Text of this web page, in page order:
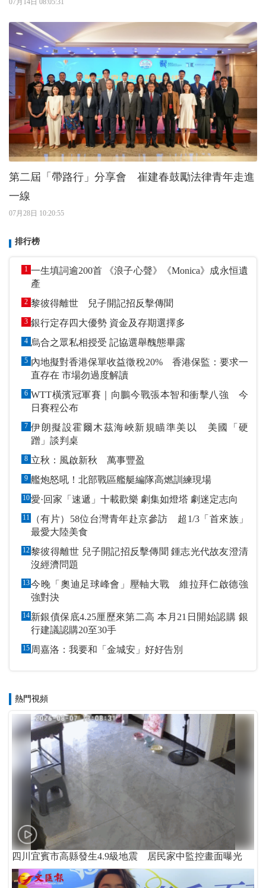
第二屆「帶路行」分享會 崔建春鼓勵法律青年走進
一線
07月28日 10:20:55
排行榜
1 一生填詞逾200首 《浪子心聲》《Monica》成永恒遺
產
2 黎彼得離世 兒子開記招反擊傳聞
3 銀行定存四大優勢 資金及存期選擇多
4 烏合之眾私相授受 記協選舉醜態畢露
5 內地擬對香港保單收益徵稅20% 香港保監：要求一
直存在 市場勿過度解讀
6 WTT橫濱冠軍賽｜向鵬今戰張本智和衝擊八強 今
日賽程公布
7 伊朗擬設霍爾木茲海峽新規瞄準美以 美國「硬
蹭」談判桌
8 立秋：風啟新秋 萬事豐盈
9 艦炮怒吼！北部戰區艦艇編隊高燃訓練現場
10 愛·回家「速遞」十載歡樂 劇集如燈塔 劇迷定志向
11
（有片）58位台灣青年赴京參訪 超1/3「首來族」
最愛大陸美食
12黎彼得離世 兒子開記招反擊傳聞 鍾志光代故友澄清
沒經濟問題
13今晚「奧迪足球峰會」壓軸大戰 維拉拜仁啟德強
強對決
14 新銀債保底4.25厘歷來第二高 本月21日開始認購 銀
行建議認購20至30手
15 周嘉洛：我要和「金城安」好好告別
熱門視頻
四川宜賓市高縣發生4.9級地震 居民家中監控畫面曝光